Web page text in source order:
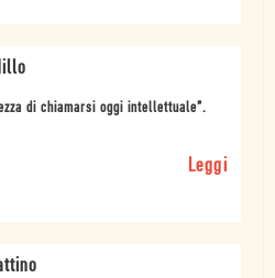
di chiamarsi oggi intellettuale”.
Leggi